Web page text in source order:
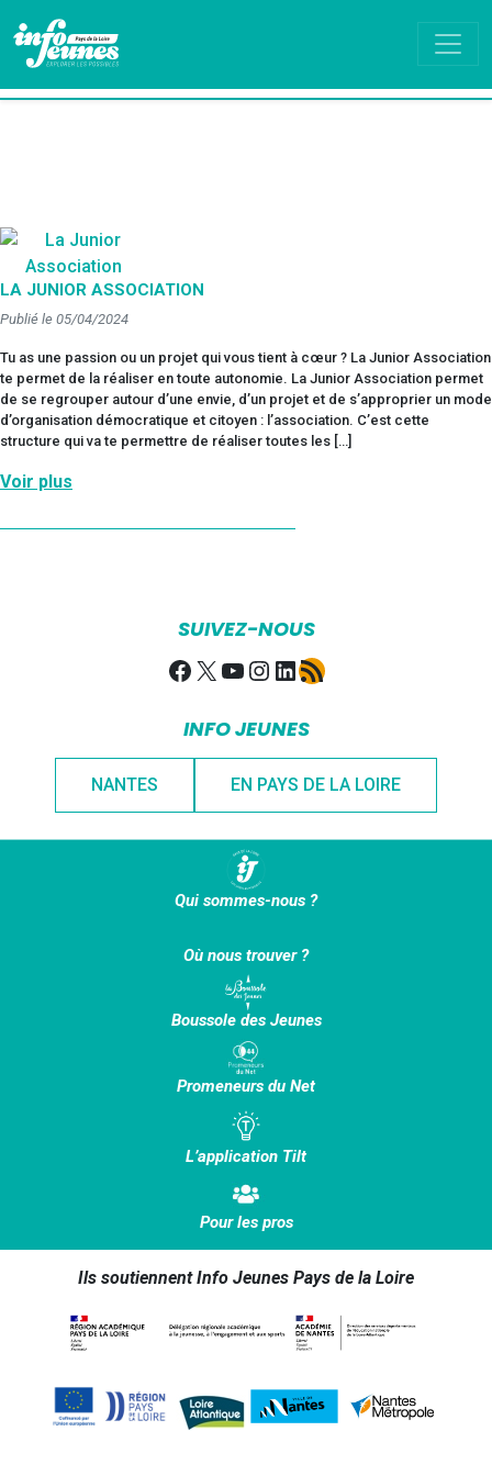
LA JUNIOR ASSOCIATION
Publié le 05/04/2024
Tu as une passion ou un projet qui vous tient à cœur ? La Junior Association
te permet de la réaliser en toute autonomie. La Junior Association permet
de se regrouper autour d’une envie, d’un projet et de s’approprier un mode
d’organisation démocratique et citoyen : l’association. C’est cette
structure qui va te permettre de réaliser toutes les […]
Voir plus
SUIVEZ-NOUS
Facebook
X YouTube
Instagram
LinkedIn
Flux RSS
INFO JEUNES
NANTES EN PAYS DE LA LOIRE
Qui sommes-nous ?
Où nous trouver ?
Boussole des Jeunes
Promeneurs du Net
L’application Tilt
Pour les pros
Ils soutiennent Info Jeunes Pays de la Loire